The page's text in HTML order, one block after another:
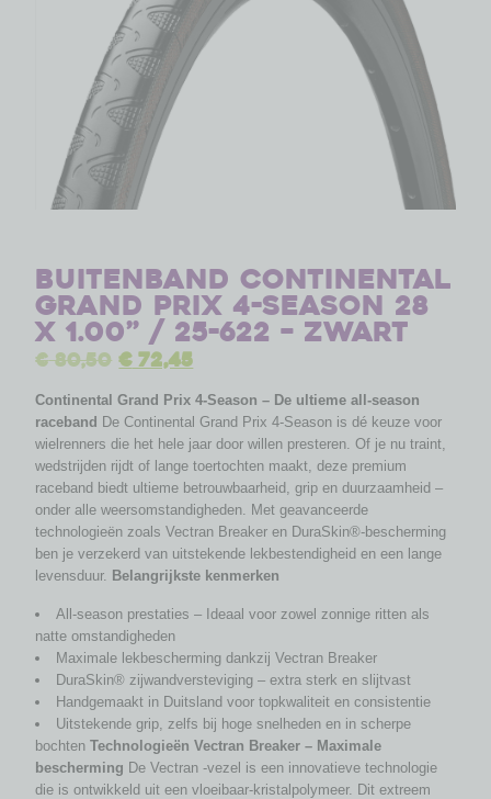
Buitenband Continental
Grand Prix 4-Season 28
x 1.00” / 25-622 – zwart
€80,50 €72,45
Continental Grand Prix 4-Season – De ultieme all-season
raceband De Continental Grand Prix 4-Season is dé keuze voor
wielrenners die het hele jaar door willen presteren. Of je nu traint,
wedstrijden rijdt of lange toertochten maakt, deze premium
raceband biedt ultieme betrouwbaarheid, grip en duurzaamheid –
onder alle weersomstandigheden. Met geavanceerde
technologieën zoals Vectran Breaker en DuraSkin®-bescherming
ben je verzekerd van uitstekende lekbestendigheid en een lange
levensduur. Belangrijkste kenmerken
All-season prestaties – Ideaal voor zowel zonnige ritten als
natte omstandigheden
Maximale lekbescherming dankzij Vectran Breaker
DuraSkin® zijwandversteviging – extra sterk en slijtvast
Handgemaakt in Duitsland voor topkwaliteit en consistentie
Uitstekende grip, zelfs bij hoge snelheden en in scherpe
bochtenTechnologieën Vectran Breaker – Maximale
bescherming De Vectran -vezel is een innovatieve technologie
die is ontwikkeld uit een vloeibaar-kristalpolymeer. Dit extreem